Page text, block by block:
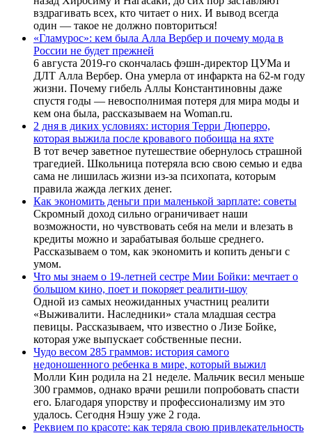
вздрагивать всех, кто читает о них. И вывод всегда
один — такое не должно повториться!
«Гламурос»: кем была Алла Вербер и почему мода в
России не будет прежней
6 августа 2019-го скончалась фэшн-директор ЦУМа и
ДЛТ Алла Вербер. Она умерла от инфаркта на 62-м году
жизни. Почему гибель Аллы Константиновны даже
спустя годы — невосполнимая потеря для мира моды и
кем она была, рассказываем на Woman.ru.
2 дня в диких условиях: история Терри Дюперро,
которая выжила после кровавого побоища на яхте
В тот вечер заветное путешествие обернулось страшной
трагедией. Школьница потеряла всю свою семью и едва
сама не лишилась жизни из-за психопата, которым
правила жажда легких денег.
Как экономить деньги при маленькой зарплате: советы
Скромный доход сильно ограничивает наши
возможности, но чувствовать себя на мели и влезать в
кредиты можно и зарабатывая больше среднего.
Рассказываем о том, как экономить и копить деньги с
умом.
Что мы знаем о 19-летней сестре Мии Бойки: мечтает о
большом кино, поет и покоряет реалити-шоу
Одной из самых неожиданных участниц реалити
«Выживалити. Наследники» стала младшая сестра
певицы. Рассказываем, что известно о Лизе Бойке,
которая уже выпускает собственные песни.
Чудо весом 285 граммов: история самого
недоношенного ребенка в мире, который выжил
Молли Кин родила на 21 неделе. Мальчик весил меньше
300 граммов, однако врачи решили попробовать спасти
его. Благодаря упорству и профессионализму им это
удалось. Сегодня Нэшу уже 2 года.
Реквием по красоте: как теряла свою привлекательность